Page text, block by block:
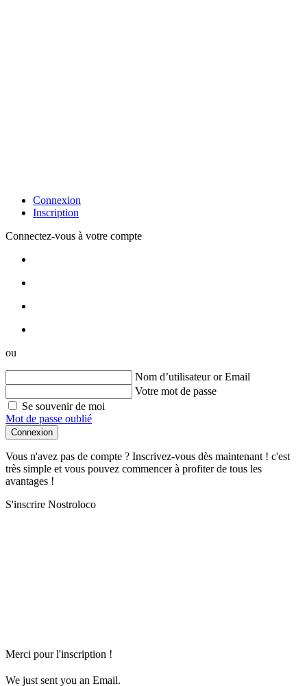
Connexion
Inscription
Connectez-vous à votre compte
ou
Nom d’utilisateur or Email
Votre mot de passe
Se souvenir de moi
Mot de passe oublié
Connexion
Vous n'avez pas de compte ? Inscrivez-vous dès maintenant ! c'est
très simple et vous pouvez commencer à profiter de tous les
avantages !
S'inscrire Nostroloco
Merci pour l'inscription !
We just sent you an Email.